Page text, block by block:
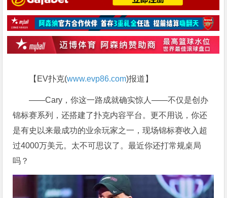
【EV扑克(www.evp86.com)报道】
——Cary，你这一路成就确实惊人——不仅是创办
锦标赛系列，还搭建了扑克内容平台。更不用说，你还
是有史以来最成功的业余玩家之一，现场锦标赛收入超
过4000万美元。太不可思议了。最近你还打常规桌局
吗？